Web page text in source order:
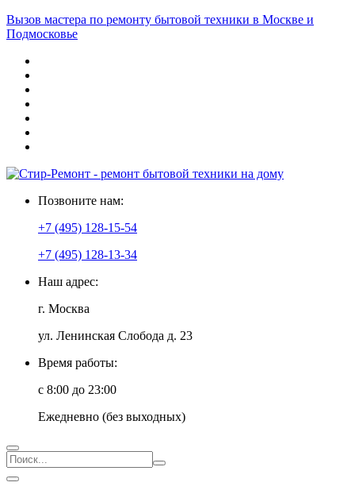
Вызов мастера по ремонту бытовой техники в Москве и
Подмосковье
Позвоните нам:
+7 (495) 128-15-54
+7 (495) 128-13-34
Наш адрес:
г. Москва
ул. Ленинская Слобода д. 23
Время работы:
с 8:00 до 23:00
Ежедневно (без выходных)